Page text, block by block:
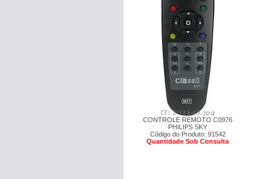
CONTROLE REMOTO C0976
PHILIPS SKY
Código do Produto: 91542
Quantidade Sob Consulta